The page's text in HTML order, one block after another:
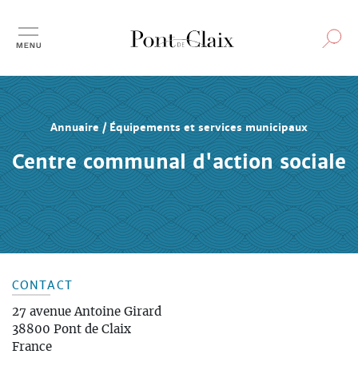
contenu
principal
Annuaire / Équipements et services municipaux
Centre communal d'action sociale
CONTACT
27 avenue Antoine Girard
38800 Pont de Claix
France